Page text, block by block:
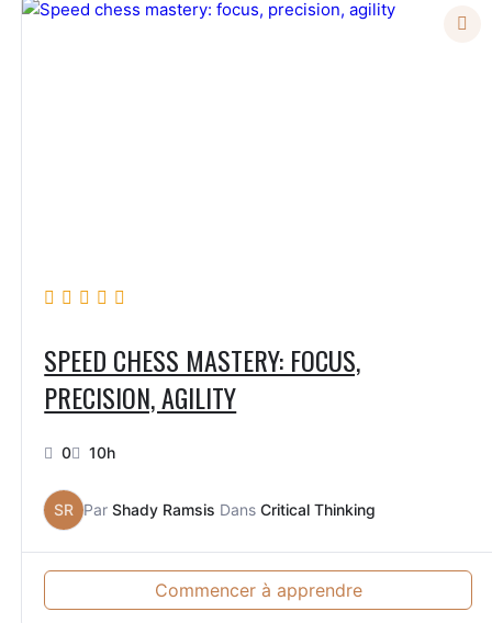
SPEED CHESS MASTERY: FOCUS,
PRECISION, AGILITY
0 10h
SR ParShady Ramsis DansCritical Thinking
Commencer à apprendre